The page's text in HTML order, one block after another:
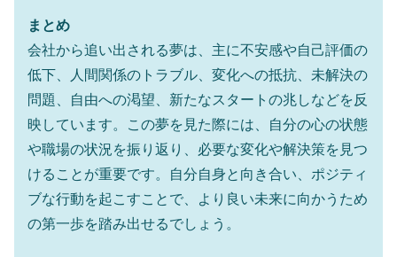
まとめ
会社から追い出される夢は、主に不安感や自己評価の
低下、人間関係のトラブル、変化への抵抗、未解決の
問題、自由への渇望、新たなスタートの兆しなどを反
映しています。この夢を見た際には、自分の心の状態
や職場の状況を振り返り、必要な変化や解決策を見つ
けることが重要です。自分自身と向き合い、ポジティ
ブな行動を起こすことで、より良い未来に向かうため
の第一歩を踏み出せるでしょう。